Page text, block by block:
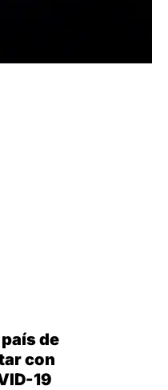
de
con
19